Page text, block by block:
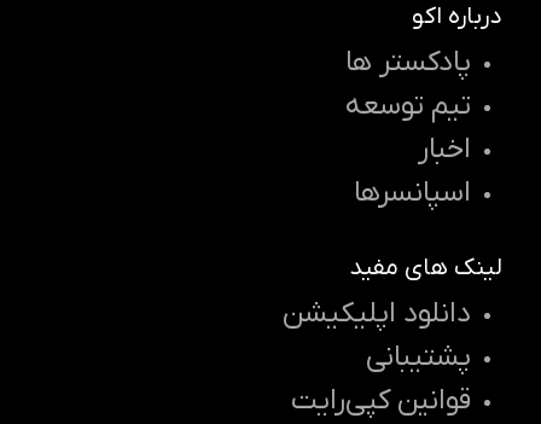
درباره اکو
پادکستر ها
تیم توسعه
اخبار
اسپانسرها
لینک های مفید
دانلود اپلیکیشن
پشتیبانی
قوانین کپی‌رایت